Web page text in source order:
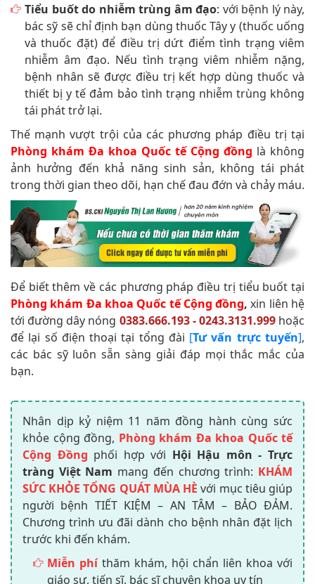
Tiểu buốt do nhiễm trùng âm đạo: với bệnh lý này,
bác sỹ sẽ chỉ định bạn dùng thuốc Tây y (thuốc uống
và thuốc đặt) để điều trị dứt điểm tình trạng viêm
nhiễm âm đạo. Nếu tình trạng viêm nhiễm nặng,
bệnh nhân sẽ được điều trị kết hợp dùng thuốc và
thiết bị y tế đảm bảo tình trạng nhiễm trùng không
tái phát trở lại.
Thế mạnh vượt trội của các phương pháp điều trị tại
Phòng khám Đa khoa Quốc tế Cộng đồng là không
ảnh hưởng đến khả năng sinh sản, không tái phát
trong thời gian theo dõi, hạn chế đau đớn và chảy máu.
Để biết thêm về các phương pháp điều trị tiểu buốt tại
Phòng khám Đa khoa Quốc tế Cộng đồng, xin liên hệ
tới đường dây nóng 0383.666.193 - 0243.3131.999hoặc
để lại số điện thoại tại tổng đài [Tư vấn trực tuyến],
các bác sỹ luôn sẵn sàng giải đáp mọi thắc mắc của
bạn.
Nhân dịp kỷ niệm 11 năm đồng hành cùng sức
khỏe cộng đồng, Phòng khám Đa khoa Quốc tế
Cộng Đồng phối hợp với Hội Hậu môn - Trực
tràng Việt Nam mang đến chương trình: KHÁM
SỨC KHỎE TỔNG QUÁT MÙA HÈ với mục tiêu giúp
người bệnh TIẾT KIỆM – AN TÂM – BẢO ĐẢM.
Chương trình ưu đãi dành cho bệnh nhân đặt lịch
trước khi đến khám.
Miễn phíthăm khám, hội chẩn liên khoa với
giáo sư, tiến sĩ, bác sĩ chuyên khoa uy tín